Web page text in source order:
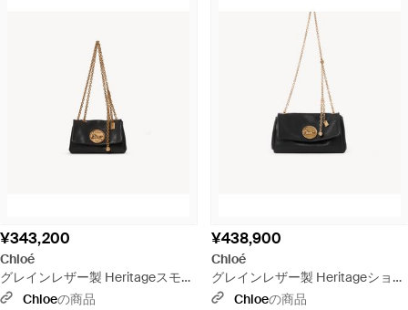
¥343,200
Chloé
グレインレザー製 Heritageスモー
ルショルダーバッグ - ブラック
Chloeの商品
¥438,900
Chloé
グレインレザー製 Heritageショル
ダーバッグ - ブラック
Chloeの商品